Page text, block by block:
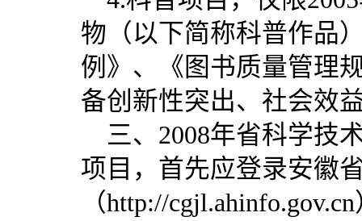
物（以下简称科普作品
例》、《图书质量管理
备创新性突出、社会效
三、2008年省科学技
项目，首先应登录安徽
（http://